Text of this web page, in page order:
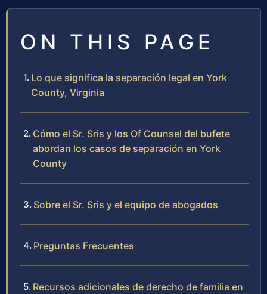
ON THIS PAGE
Lo que significa la separación legal en York
County, Virginia
Cómo el Sr. Sris y los Of Counsel del bufete
abordan los casos de separación en York
County
Sobre el Sr. Sris y el equipo de abogados
Preguntas Frecuentes
Recursos adicionales de derecho de familia en